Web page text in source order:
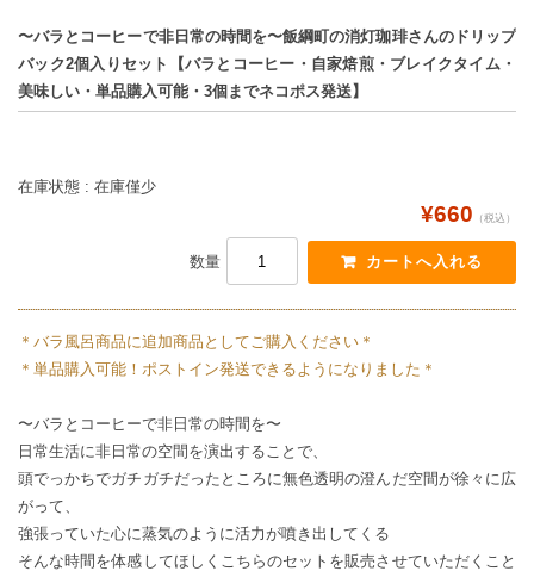
〜バラとコーヒーで非日常の時間を〜飯綱町の消灯珈琲さんのドリップ
バック2個入りセット【バラとコーヒー・自家焙煎・ブレイクタイム・
美味しい・単品購入可能・3個までネコポス発送】
在庫状態 : 在庫僅少
¥660 （税込）
数量
＊バラ風呂商品に追加商品としてご購入ください＊
＊単品購入可能！ポストイン発送できるようになりました＊
〜バラとコーヒーで非日常の時間を〜
日常生活に非日常の空間を演出することで、
頭でっかちでガチガチだったところに無色透明の澄んだ空間が徐々に広
がって、
強張っていた心に蒸気のように活力が噴き出してくる
そんな時間を体感してほしくこちらのセットを販売させていただくこと